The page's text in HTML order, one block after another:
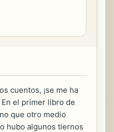
cuentos, ¡se me ha
el primer libro de
que otro medio
hubo algunos tiernos